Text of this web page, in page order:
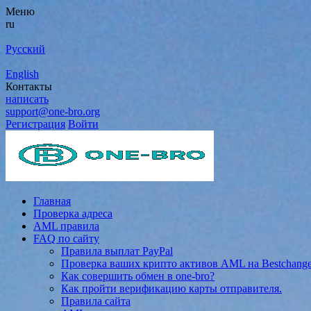
Меню
ru
Русский
English
Контакты
написать
support@one-bro.org
Регистрация Войти
Главная
Проверка адреса
AML правила
FAQ по сайту
Правила выплат PayPal
Проверка ваших крипто активов AML на
Как совершить обмен в one-bro?
Как пройти верификацию карты отправителя.
Правила сайта